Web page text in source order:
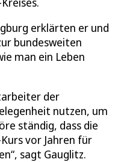
erklärten er und
bundesweiten
man ein Leben
der
nutzen, um
ständig, dass die
vor Jahren für
sagt Gauglitz.